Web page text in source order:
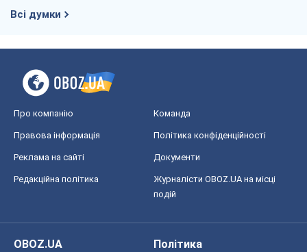
Всі думки
Про компанію Команда
Правова інформація Політика конфіденційності
Реклама на сайті Документи
Редакційна політика
Журналісти OBOZ.UA на місці
подій
OBOZ.UA
Політика